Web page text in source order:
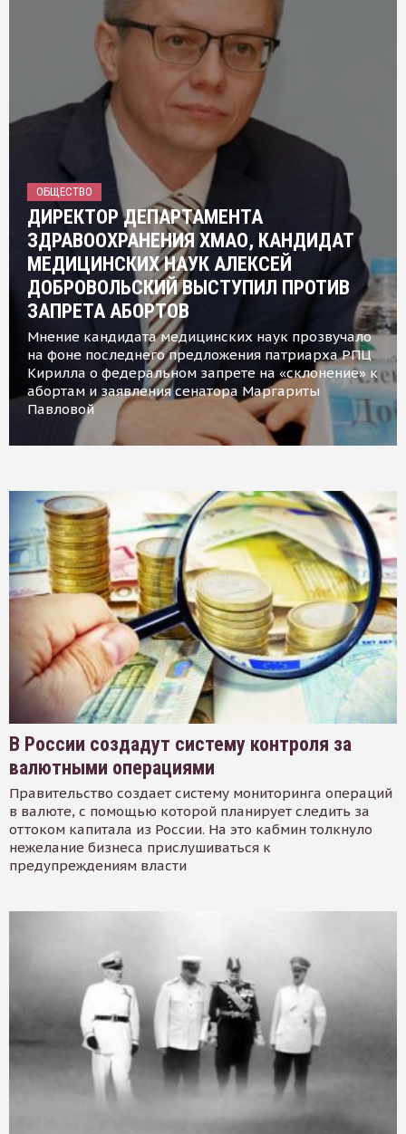
ОБЩЕСТВО
ДИРЕКТОР ДЕПАРТАМЕНТА
ЗДРАВООХРАНЕНИЯ ХМАО, КАНДИДАТ
МЕДИЦИНСКИХ НАУК АЛЕКСЕЙ
ДОБРОВОЛЬСКИЙ ВЫСТУПИЛ ПРОТИВ
ЗАПРЕТА АБОРТОВ
Мнение кандидата медицинских наук прозвучало
на фоне последнего предложения патриарха РПЦ
Кирилла о федеральном запрете на «склонение» к
абортам и заявления сенатора Маргариты
Павловой
В России создадут систему контроля за
валютными операциями
Правительство создает систему мониторинга операций
в валюте, с помощью которой планирует следить за
оттоком капитала из России. На это кабмин толкнуло
нежелание бизнеса прислушиваться к
предупреждениям власти